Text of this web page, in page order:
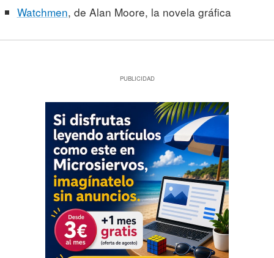
Watchmen, de Alan Moore, la novela gráfica
PUBLICIDAD